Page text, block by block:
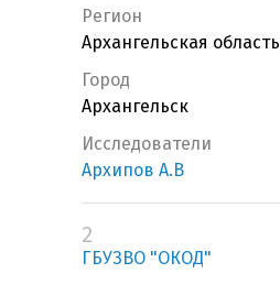
Регион
Архангельская область
Город
Архангельск
Исследователи
Архипов А.В
2
ГБУЗВО "ОКОД"